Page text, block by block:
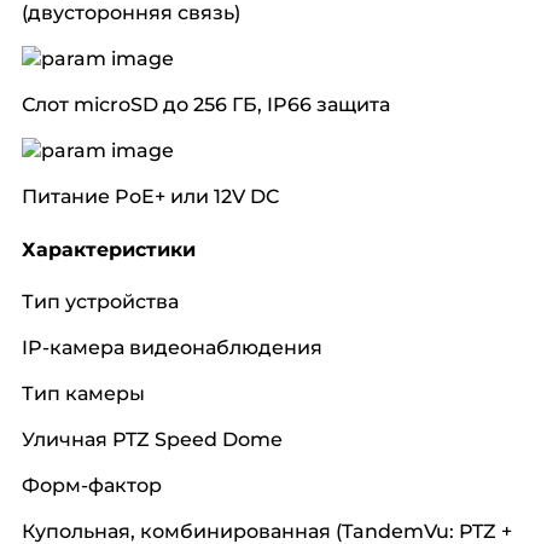
(двусторонняя связь)
Слот microSD до 256 ГБ, IP66 защита
Питание PoE+ или 12V DC
Характеристики
Тип устройства
IP-камера видеонаблюдения
Тип камеры
Уличная PTZ Speed Dome
Форм-фактор
Купольная, комбинированная (TandemVu: PTZ +